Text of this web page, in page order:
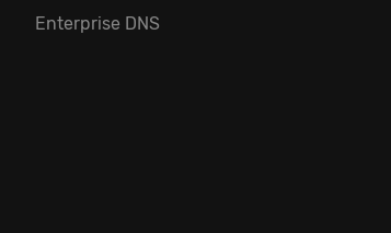
Enterprise DNS